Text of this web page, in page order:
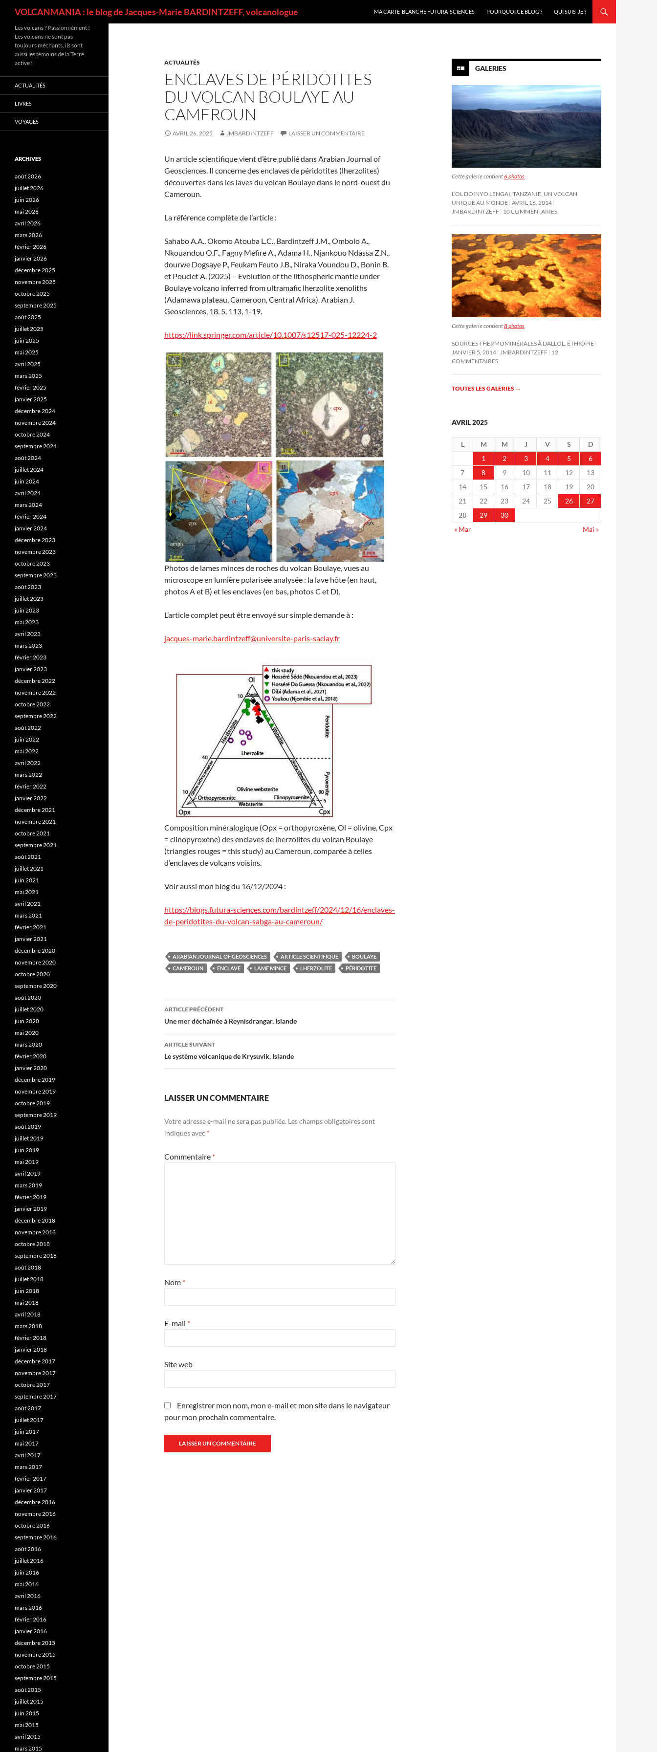
VOLCANMANIA : le blog de Jacques-Marie BARDINTZEFF, volcanologue
MA CARTE-BLANCHE FUTURA-SCIENCES
POURQUOI CE BLOG ? QUI SUIS-JE ?
ACTUALITÉS
ENCLAVES DE PÉRIDOTITES
DU VOLCAN BOULAYE AU
CAMEROUN
AVRIL 26, 2025 JMBARDINTZEFF LAISSER UN COMMENTAIRE
Un article scientifique vient d’être publié dans Arabian Journal of
Geosciences. Il concerne des enclaves de péridotites (lherzolites)
découvertes dans les laves du volcan Boulaye dans le nord-ouest du
Cameroun.
La référence complète de l’article :
Sahabo A.A., Okomo Atouba L.C., Bardintzeff J.M., Ombolo A.,
Nkouandou O.F., Fagny Mefire A., Adama H., Njankouo Ndassa Z.N.,
dourwe Dogsaye P., Feukam Feuto J.B., Niraka Voundou D., Bonin B.
et Pouclet A. (2025) – Evolution of the lithospheric mantle under
Boulaye volcano inferred from ultramafic lherzolite xenoliths
(Adamawa plateau, Cameroon, Central Africa). Arabian J.
Geosciences, 18, 5, 113, 1-19.
https://link.springer.com/article/10.1007/s12517-025-12224-2
Photos de lames minces de roches du volcan Boulaye, vues au
microscope en lumière polarisée analysée : la lave hôte (en haut,
photos A et B) et les enclaves (en bas, photos C et D).
L’article complet peut être envoyé sur simple demande à :
jacques-marie.bardintzeff@universite-paris-saclay.fr
Composition minéralogique (Opx = orthopyroxène, Ol = olivine, Cpx
= clinopyroxène) des enclaves de lherzolites du volcan Boulaye
(triangles rouges = this study) au Cameroun, comparée à celles
d’enclaves de volcans voisins.
Voir aussi mon blog du 16/12/2024 :
https://blogs.futura-sciences.com/bardintzeff/2024/12/16/enclaves-
de-peridotites-du-volcan-sabga-au-cameroun/
ARABIAN JOURNAL OF GEOSCIENCES ARTICLE SCIENTIFIQUE
BOULAYE
CAMEROUN
ENCLAVE LAME MINCE LHERZOLITE PÉRIDOTITE
Navigation
des
articles
ARTICLE PRÉCÉDENT
Une mer déchaînée à Reynisdrangar, Islande
ARTICLE SUIVANT
Le système volcanique de Krysuvik, Islande
LAISSER UN COMMENTAIRE
Votre adresse e-mail ne sera pas publiée. Les champs obligatoires sont
indiqués avec *
Commentaire *
Nom *
E-mail *
Site web
Enregistrer mon nom, mon e-mail et mon site dans le navigateur
pour mon prochain commentaire.
GALERIES
Cette galerie contient6 photos.
L’OL DOINYO LENGAI, TANZANIE, UN VOLCAN
UNIQUE AU MONDE AVRIL 16, 2014
JMBARDINTZEFF 10 COMMENTAIRES
Cette galerie contient8 photos
SOURCES THERMOMINÉRALES À DALLOL, ÉTHIOPIE
JANVIER 5, 2014
JMBARDINTZEFF 12
COMMENTAIRES
TOUTES LES GALERIES →
AVRIL 2025
L M M J V S
D
1
2 3 4 5
6
7
8 9 10 11 12
13
14
15 16 17 18 19
20
21
22 23 24 25 26
27
28
29
30
« Mar
Mai »
Les volcans ? Passionnément !
Les volcans ne sont pas
toujours méchants, ils sont
aussi les témoins de la Terre
active !
ACTUALITÉS
LIVRES
VOYAGES
ARCHIVES
août 2026
juillet 2026
juin 2026
mai 2026
avril 2026
mars 2026
février 2026
janvier 2026
décembre 2025
novembre 2025
octobre 2025
septembre 2025
août 2025
juillet 2025
juin 2025
mai 2025
avril 2025
mars 2025
février 2025
janvier 2025
décembre 2024
novembre 2024
octobre 2024
septembre 2024
août 2024
juillet 2024
juin 2024
avril 2024
mars 2024
février 2024
janvier 2024
décembre 2023
novembre 2023
octobre 2023
septembre 2023
août 2023
juillet 2023
juin 2023
mai 2023
avril 2023
mars 2023
février 2023
janvier 2023
décembre 2022
novembre 2022
octobre 2022
septembre 2022
août 2022
juin 2022
mai 2022
avril 2022
mars 2022
février 2022
janvier 2022
décembre 2021
novembre 2021
octobre 2021
septembre 2021
août 2021
juillet 2021
juin 2021
mai 2021
avril 2021
mars 2021
février 2021
janvier 2021
décembre 2020
novembre 2020
octobre 2020
septembre 2020
août 2020
juillet 2020
juin 2020
mai 2020
mars 2020
février 2020
janvier 2020
décembre 2019
novembre 2019
octobre 2019
septembre 2019
août 2019
juillet 2019
juin 2019
mai 2019
avril 2019
mars 2019
février 2019
janvier 2019
décembre 2018
novembre 2018
octobre 2018
septembre 2018
août 2018
juillet 2018
juin 2018
mai 2018
avril 2018
mars 2018
février 2018
janvier 2018
décembre 2017
novembre 2017
octobre 2017
septembre 2017
août 2017
juillet 2017
juin 2017
mai 2017
avril 2017
mars 2017
février 2017
janvier 2017
décembre 2016
novembre 2016
octobre 2016
septembre 2016
août 2016
juillet 2016
juin 2016
mai 2016
avril 2016
mars 2016
février 2016
janvier 2016
décembre 2015
novembre 2015
octobre 2015
septembre 2015
août 2015
juillet 2015
juin 2015
mai 2015
avril 2015
mars 2015